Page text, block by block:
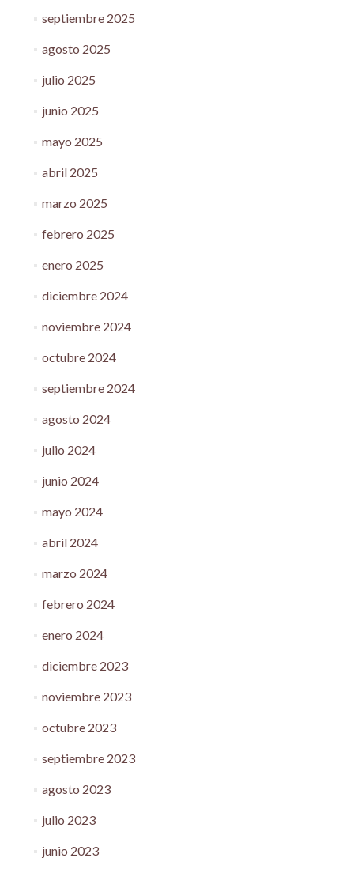
septiembre 2025
agosto 2025
julio 2025
junio 2025
mayo 2025
abril 2025
marzo 2025
febrero 2025
enero 2025
diciembre 2024
noviembre 2024
octubre 2024
septiembre 2024
agosto 2024
julio 2024
junio 2024
mayo 2024
abril 2024
marzo 2024
febrero 2024
enero 2024
diciembre 2023
noviembre 2023
octubre 2023
septiembre 2023
agosto 2023
julio 2023
junio 2023